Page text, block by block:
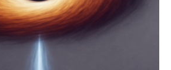
Sie wandeln thermische
Bewegung um – oder anders
in Bewegung. In
Experimenten ist es in den…